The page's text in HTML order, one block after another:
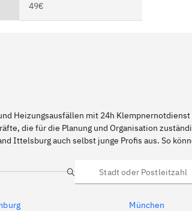
49€
Heizungsausfällen mit 24h
die für die Planung und Organisation
Ittelsburg auch selbst junge Profis aus. So
Suche
München